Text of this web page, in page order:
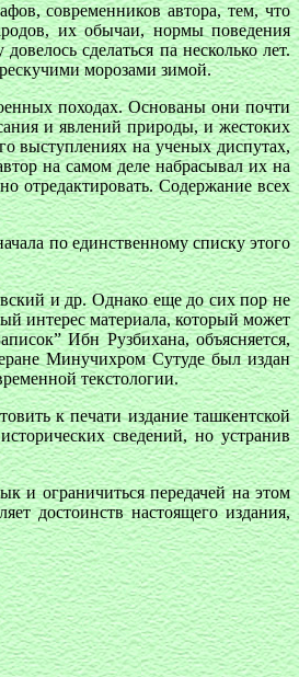
современников автора, тем, что
их обычаи, нормы поведения
сделаться па несколько лет.
морозами зимой.
походах. Основаны они почти
и явлений природы, и жестоких
выступлениях на ученых диспутах,
на самом деле набрасывал их на
отредактировать. Содержание всех
по единственному списку этого
и др. Однако еще до сих пор не
интерес материала, который может
Ибн Рузбихана, объясняется,
Минучихром Сутуде был издан
текстологии.
к печати издание ташкентской
сведений, но устранив
и ограничиться передачей на этом
достоинств настоящего издания,